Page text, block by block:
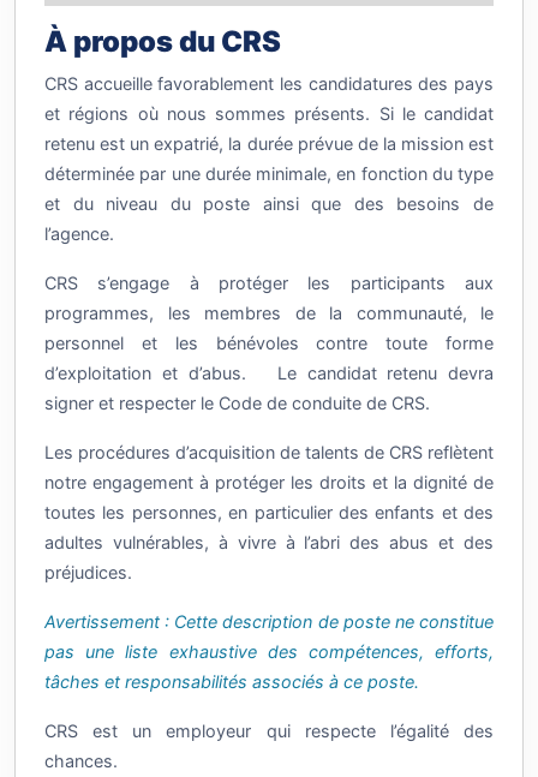
À propos du CRS
CRS accueille favorablement les candidatures des pays
et régions où nous sommes présents. Si le candidat
retenu est un expatrié, la durée prévue de la mission est
déterminée par une durée minimale, en fonction du type
et du niveau du poste ainsi que des besoins de
l’agence.
programmes, les membres de la communauté, le
personnel et les bénévoles contre toute forme
d’exploitation et d’abus. Le candidat retenu devra
signer et respecter le Code de conduite de CRS.
notre engagement à protéger les droits et la dignité de
toutes les personnes, en particulier des enfants et des
adultes vulnérables, à vivre à l’abri des abus et des
préjudices.
pas une liste exhaustive des compétences, efforts,
tâches et responsabilités associés à ce poste.
chances.